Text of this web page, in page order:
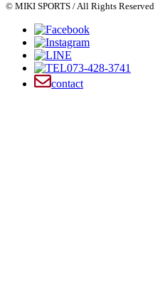
© MIKI SPORTS / All Rights Reserved
073-428-3741
contact